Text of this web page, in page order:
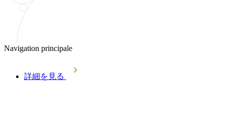
Navigation principale
詳細を見る